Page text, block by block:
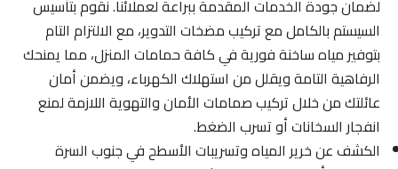
لضمان جودة الخدمات المقدمة ببراعة لعملائنا. نقوم بتأسيس
السيستم بالكامل مع تركيب مضخات التدوير، مع الالتزام التام
بتوفير مياه ساخنة فورية في كافة حمامات المنزل، مما يمنحك
الرفاهية التامة ويقلل من استهلاك الكهرباء، ويضمن أمان
عائلتك من خلال تركيب صمامات الأمان والتهوية اللازمة لمنع
انفجار السخانات أو تسرب الضغط.
الكشف عن خرير المياه وتسريبات الأسطح في جنوب السرة